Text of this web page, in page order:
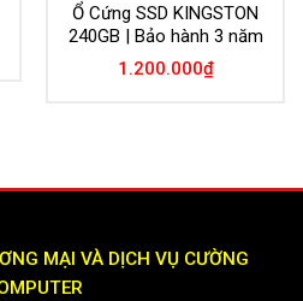
Ổ Cứng SSD KINGSTON
240GB | Bảo hành 3 năm
1.200.000₫
MẠI VÀ DỊCH VỤ CƯỜNG